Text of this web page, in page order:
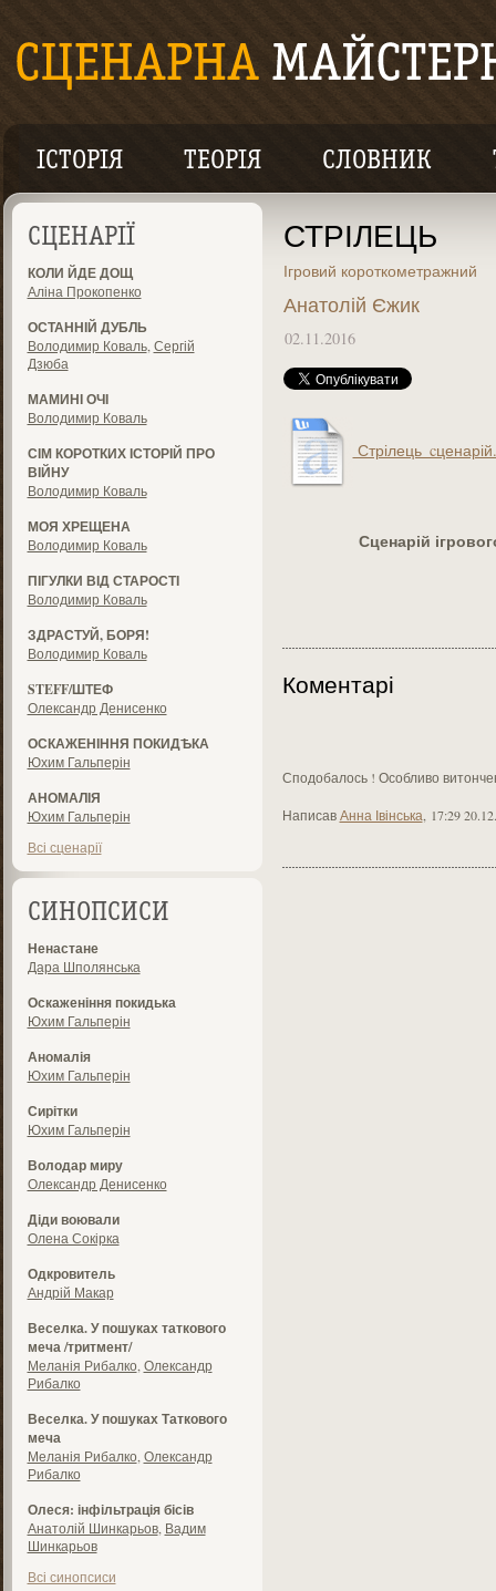
ІСТОРІЯ ТЕОРІЯ СЛОВНИК
СЦЕНАРІЇ
КОЛИ ЙДЕ ДОЩ
Аліна Прокопенко
ОСТАННІЙ ДУБЛЬ
Володимир Коваль, Сергій
Дзюба
МАМИНІ ОЧІ
Володимир Коваль
СІМ КОРОТКИХ ІСТОРІЙ ПРО
ВІЙНУ
Володимир Коваль
МОЯ ХРЕЩЕНА
Володимир Коваль
ПІГУЛКИ ВІД СТАРОСТІ
Володимир Коваль
ЗДРАСТУЙ, БОРЯ!
Володимир Коваль
STEFF/ШТЕФ
Олександр Денисенко
ОСКАЖЕНІННЯ ПОКИДѢКА
Юхим Гальперін
АНОМАЛІЯ
Юхим Гальперін
Всі сценарії
СИНОПСИСИ
Ненастане
Дара Шполянська
Оскаженіння покидька
Юхим Гальперін
Аномалія
Юхим Гальперін
Сирітки
Юхим Гальперін
Володар миру
Олександр Денисенко
Діди воювали
Олена Сокірка
Одкровитель
Андрій Макар
Веселка. У пошуках таткового
меча /тритмент/
Меланія Рибалко Олександр
Рибалко
Веселка. У пошуках Таткового
меча
Меланія Рибалко Олександр
Рибалко
Олеся: інфільтрація бісів
Анатолій Шинкарьов, Вадим
Шинкарьов
Всі синопсиси
СТРІЛЕЦЬ
Ігровий короткометражний
Анатолій Єжик
02.11.2016
Сценарій
Коментарі
Сподобалось ! Особливо
НаписавАнна Івінська 17:29